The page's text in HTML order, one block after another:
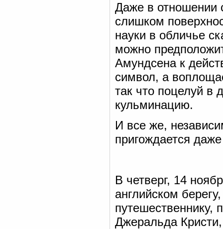
Даже в отношении
слишком
науки в обличье
можно
Амундсена к
символ, а
так что поцелуй в
кульминацию.
И все же,
пригождается
В четверг, 14
английском
путешественнику,
Джеральда